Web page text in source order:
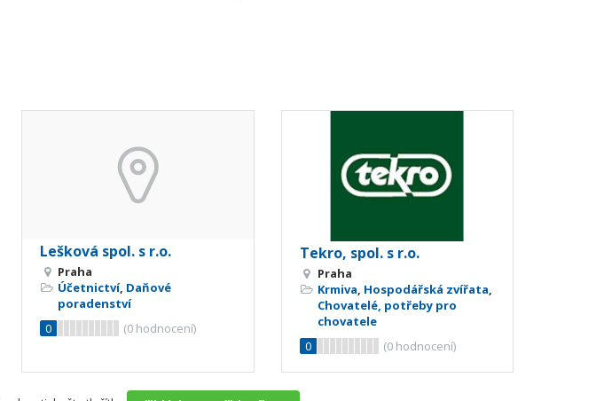
Lešková spol. s r.o.
Praha
Účetnictví, Daňové
poradenství
0
(0 hodnocení)
Tekro, spol. s r.o.
Praha
Krmiva, Hospodářská zvířata,
Chovatelé, potřeby pro
chovatele
0
(0hodnocení)